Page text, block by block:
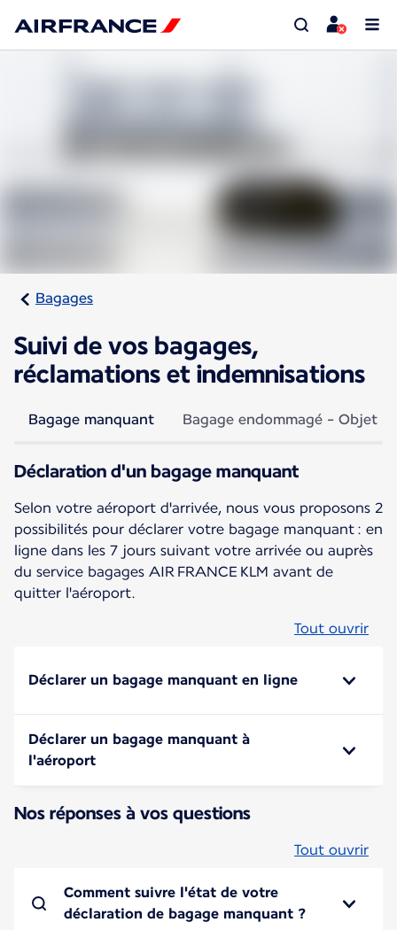
Bagages
Suivi de vos bagages,
réclamations et indemnisations
Bagage manquant Bagage endommagé - Objet
Déclaration d'un bagage manquant
Selon votre aéroport d'arrivée, nous vous proposons 2
possibilités pour déclarer votre bagage manquant : en
ligne dans les 7 jours suivant votre arrivée ou auprès
du service bagages AIR FRANCE KLM avant de
quitter l'aéroport.
Tout ouvrir
Déclarer un bagage manquant en ligne
Déclarer un bagage manquant à
l'aéroport
Nos réponses à vos questions
Tout ouvrir
Comment suivre l'état de votre
déclaration de bagage manquant ?